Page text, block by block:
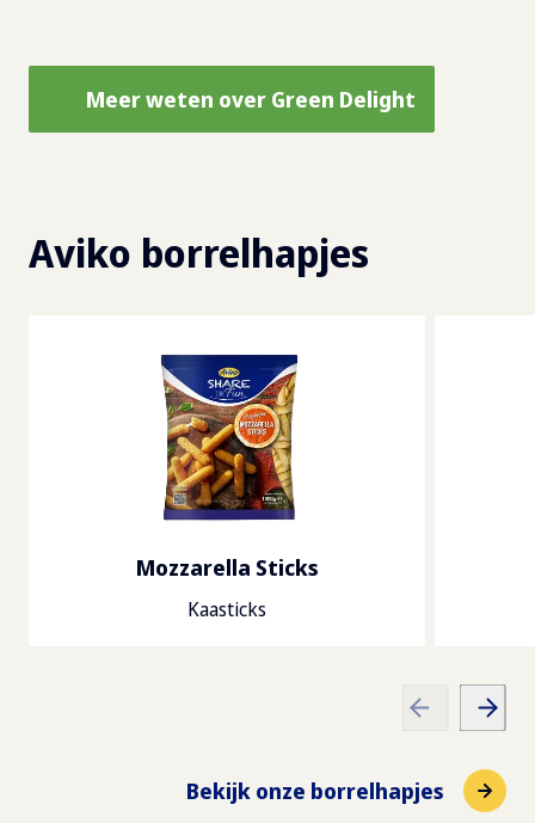
Meer weten over Green Delight
Aviko borrelhapjes
Mozzarella Sticks
Kaasticks
Bekijk onze borrelhapjes